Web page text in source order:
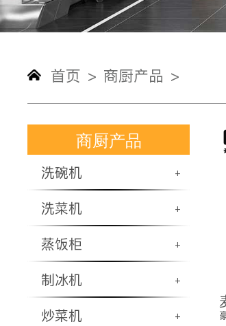
首页 > 商厨产品 >
商厨产品
洗碗机 +
洗菜机 +
蒸饭柜 +
制冰机 +
炒菜机 +